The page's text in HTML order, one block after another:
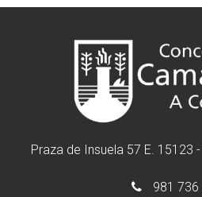
Praza de Insuela 57 E. 15123
981 736